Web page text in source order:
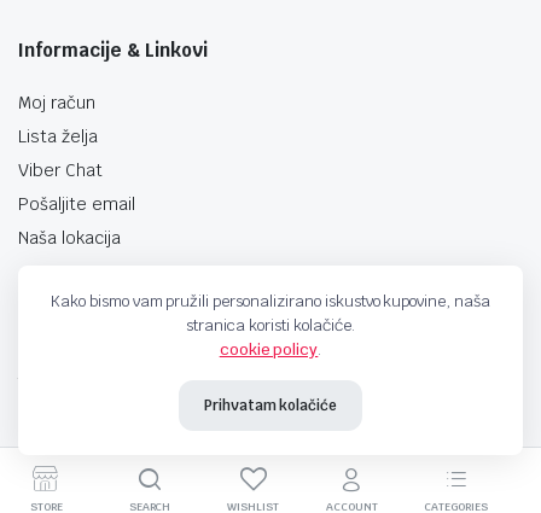
Informacije & Linkovi
Moj račun
Lista želja
Viber Chat
Pošaljite email
Naša lokacija
Kako bismo vam pružili personalizirano iskustvo kupovine, naša
stranica koristi kolačiće.
cookie policy.
Prihvatam kolačiće
STORE SEARCH WISHLIST ACCOUNT CATEGORIES